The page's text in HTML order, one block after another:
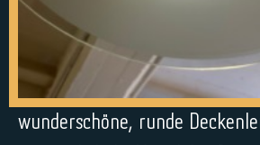
wunderschöne, runde